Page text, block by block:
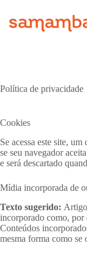
Política de privacidade
Cookies
Se acessa este site,
se seu navegador
e será descartado
Mídia incorporada de
Texto sugerido:
incorporado como, por
Conteúdos
mesma forma como se